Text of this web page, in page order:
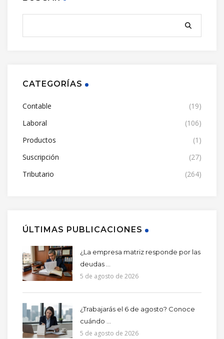
CATEGORÍAS
Contable
(19)
Laboral
(106)
Productos
(1)
Suscripción
(27)
Tributario
(264)
ÚLTIMAS PUBLICACIONES
¿La empresa matriz responde por las
deudas ...
5 de agosto de 2026
¿Trabajarás el 6 de agosto? Conoce
cuándo ...
5 de agosto de 2026